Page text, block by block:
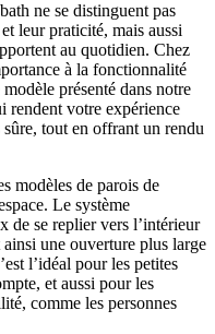
ne se distinguent pas
leur praticité, mais aussi
au quotidien. Chez
à la fonctionnalité
présenté dans notre
rendent votre expérience
tout en offrant un rendu
modèles de parois de
Le système
de se replier vers l’intérieur
une ouverture plus large
l’idéal pour les petites
et aussi pour les
comme les personnes